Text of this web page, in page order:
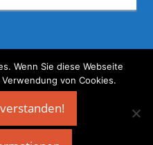
Wenn Sie diese Webseite
von Cookies.